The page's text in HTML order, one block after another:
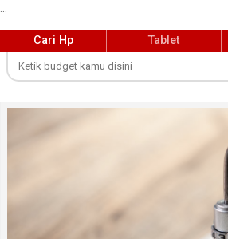
Cari Hp Tablet